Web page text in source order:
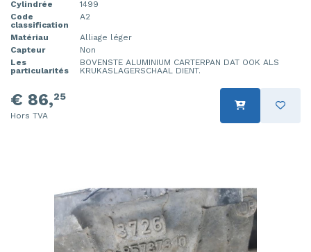
Cylindrée
1499
Code
classification
A2
Matériau
Alliage léger
Capteur
Non
Les
particularités
BOVENSTE ALUMINIUM CARTERPAN DAT OOK ALS
KRUKASLAGERSCHAAL DIENT.
€ 86,25
Hors TVA
Moteur de ventilation chauffage
Moteur essuie-glace avant
Mécanique essuie-glace
Ordinateur gestion moteur
Panneau de commandes chauffage
Pompe carburant électrique
Portière 2portes gauche
Portière 4portes avant gauche
Rétroviseur extérieur droit
Rétroviseur extérieur gauche
Siège gauche